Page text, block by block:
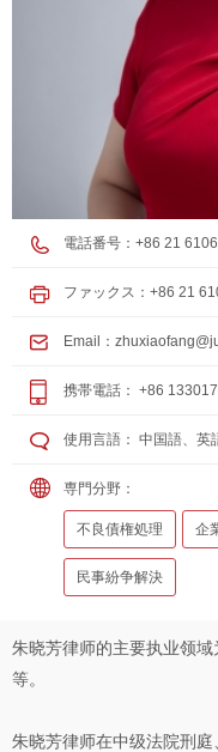
電話番号：+86 21
ファックス：+86 21
Email：
携帯電話： +86
使用言語： 中国語、英
専門分野：
不良債権処理 企
民事紛争解決
朱晓芳律师的主要执业领
等。
朱晓芳律师在中级法院刑